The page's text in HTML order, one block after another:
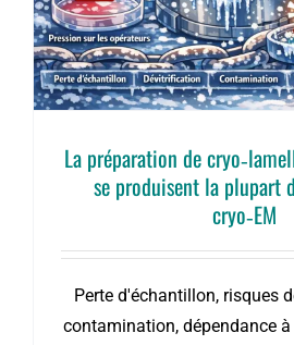
La préparation de
se produisent la plupart
cryo‑EM
Perte d'échantillon, risques
contamination, dépendance à